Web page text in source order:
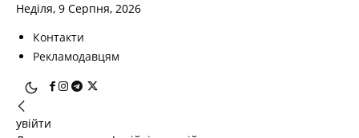
Неділя, 9 Серпня, 2026
Контакти
Рекламодавцям
увійти